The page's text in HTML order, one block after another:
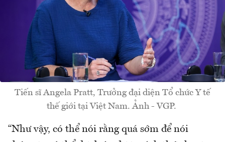
Tiến sĩ Angela Pratt, Trưởng đại diện Tổ chức Y tế
thế giới tại Việt Nam. Ảnh - VGP.
“Như vậy, có thể nói rằng quá sớm để nói